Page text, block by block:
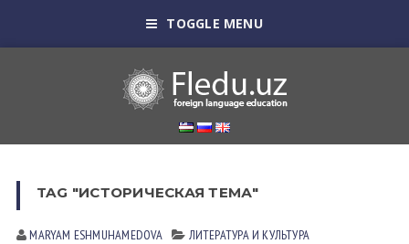
TOGGLE MENU
TAG "ИСТОРИЧЕСКАЯ ТЕМА"
MARYAM ESHMUHАMEDOVА ЛИТЕРАТУРА И КУЛЬТУРА